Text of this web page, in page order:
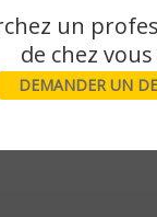
un
DEMANDER UN